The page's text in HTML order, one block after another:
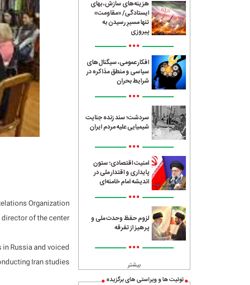
هزینه‌های سازش، بهای
ایستادگی/ «مقاومت»
تنها مسیرِ رسیدن به
پیروزی
•••
افکار عمومی، سیگنال‌های
سیاسی و منطق مذاکره در
شرایط بحران
•••
سردشت؛ سند زنده جنایت
شیمیایی علیه مردم ایران
•••
امنیت اقتصادی؛ ستون
پایداری و اقتدار ملی در
اندیشه امام خامنه‌ای
•••
لزوم حفظ وحدت ملی و
پرهیز از تفرقه
•••
بیشتر
توئیت ها و ویراستی های برگزیده
Organization
of the center.
Russia and voiced
Iran studies.